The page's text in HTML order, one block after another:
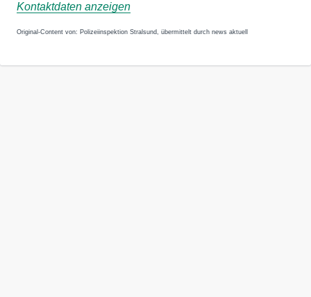
Kontaktdaten anzeigen
Original-Content von: Polizeiinspektion Stralsund, übermittelt durch news aktuell